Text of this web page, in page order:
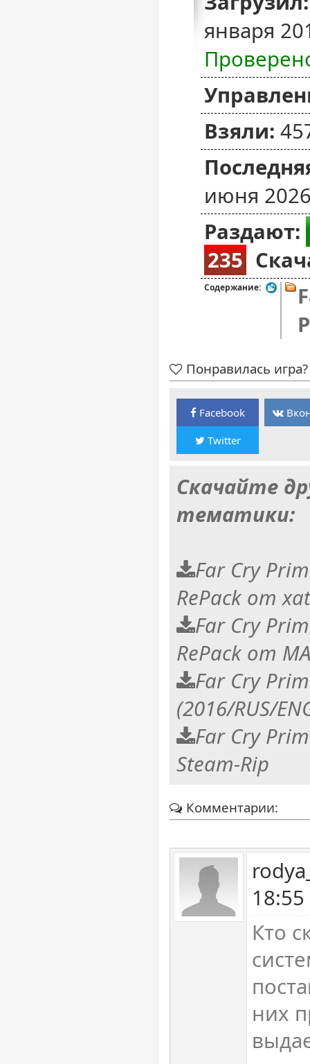
января
Взяли:
июня
Раздают:
235
Содержание:
Понравилась
Facebook
Twitter
Скачайте
тематики:
Far Cry
RePack от
Far Cry
RePack от
Far Cry
(2016/RUS/
Far Cry
Steam-Rip
Комментарии:
Кто
них